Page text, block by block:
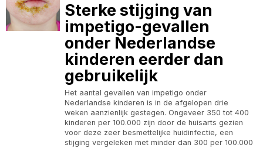
Sterke stijging van
impetigo-gevallen
onder Nederlandse
kinderen eerder dan
gebruikelijk
Het aantal gevallen van impetigo onder
Nederlandse kinderen is in de afgelopen drie
weken aanzienlijk gestegen. Ongeveer 350 tot 400
kinderen per 100.000 zijn door de huisarts gezien
voor deze zeer besmettelijke huidinfectie, een
stijging vergeleken met minder dan 300 per 100.000